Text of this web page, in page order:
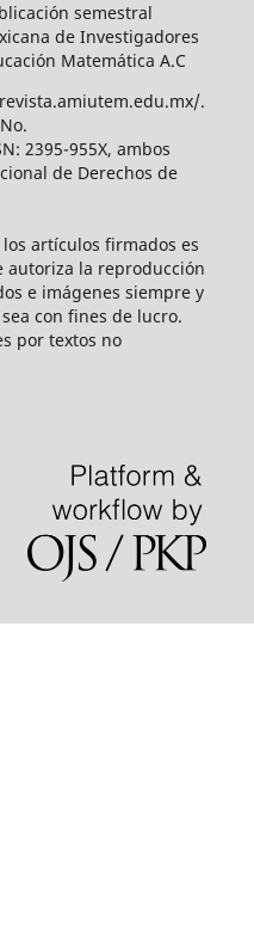
semestral
de Investigadores
Matemática A.C
.
2395-955X, ambos
de Derechos de
artículos firmados es
autoriza la reproducción
e imágenes siempre y
con fines de lucro.
por textos no